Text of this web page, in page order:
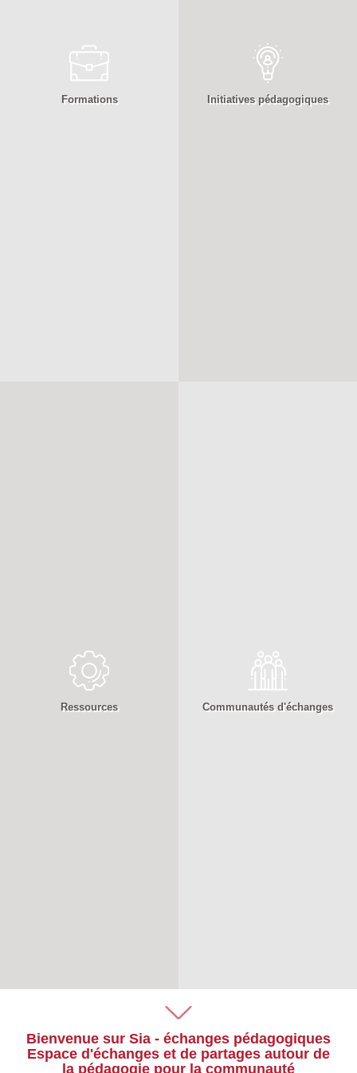
Formations Initiatives pédagogiques
Ressources Communautés d'échanges
Bienvenue sur Sia - échanges pédagogiques
Espace d'échanges et de partages autour de
la pédagogie pour la communauté